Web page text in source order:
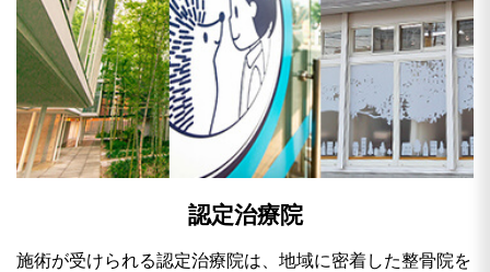
認定治療院
施術が受けられる認定治療院は、地域に密着した整骨院を